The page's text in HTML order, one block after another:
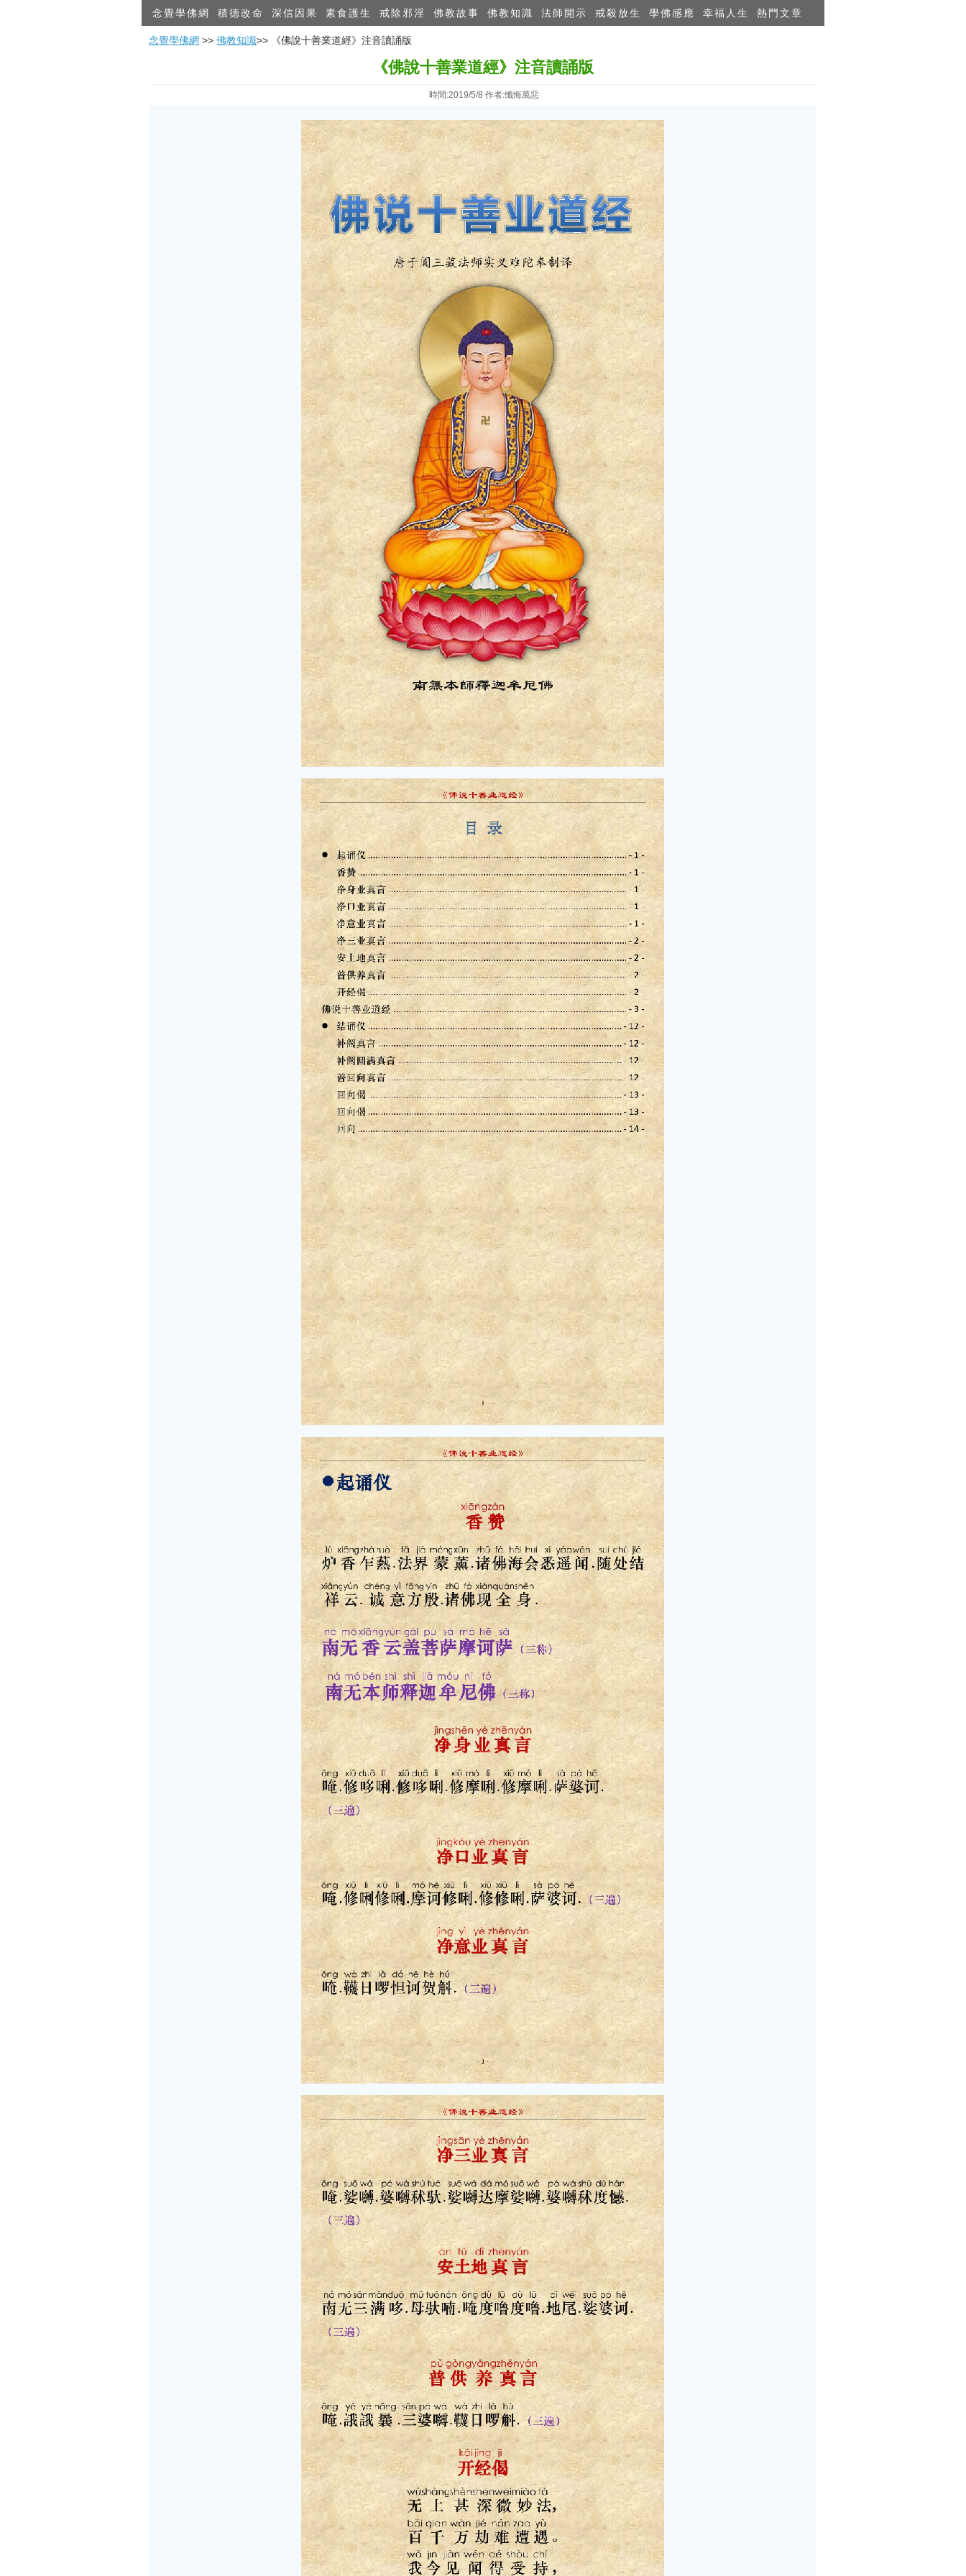
念覺學佛網 積德改命 深信因果 素食護生 戒除邪淫 佛教故事 佛教知識 法師開示 戒殺放生 學佛感應 幸福人生 熱門文章
念覺學佛網 >> 佛教知識>> 《佛說十善業道經》注音讀誦版
《佛說十善業道經》注音讀誦版
時間:2019/5/8 作者:懺悔萬惡